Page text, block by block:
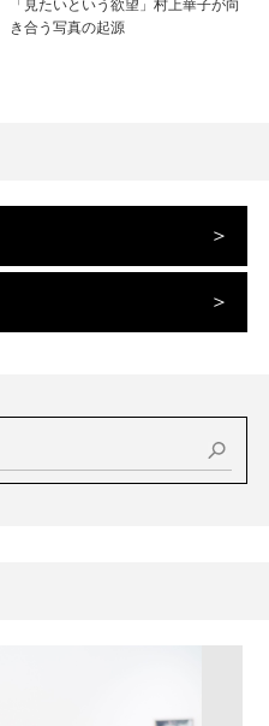
「見たいという欲望」村上華子が向
き合う写真の起源